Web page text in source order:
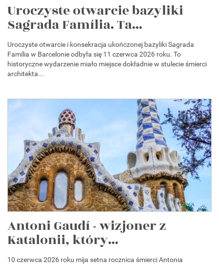
Uroczyste otwarcie bazyliki
Sagrada Família. Ta...
Uroczyste otwarcie i konsekracja ukończonej bazyliki Sagrada
Família w Barcelonie odbyła się 11 czerwca 2026 roku. To
historyczne wydarzenie miało miejsce dokładnie w stulecie śmierci
architekta...
Antoni Gaudí - wizjoner z
Katalonii, który...
10 czerwca 2026 roku mija setna rocznica śmierci Antonia